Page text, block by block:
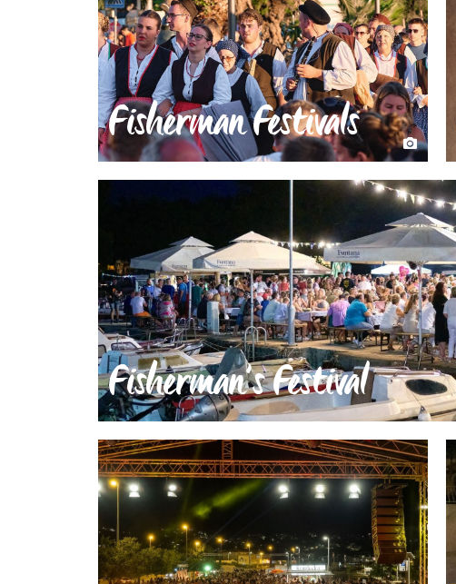
Fisherman Festivals
Fisherman’s Festival